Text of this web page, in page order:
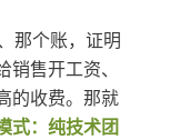
那个账，证明
售开工资、
的收费。那就
式：纯技术团